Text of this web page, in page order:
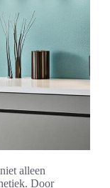
alleen
Door